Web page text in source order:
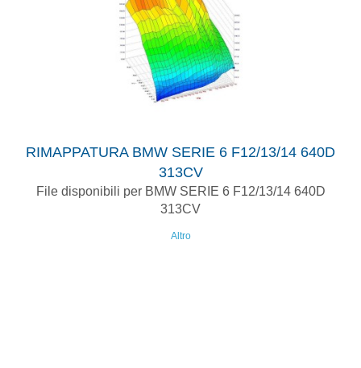
RIMAPPATURA BMW SERIE 6 F12/13/14 640D
313CV
File disponibili per BMW SERIE 6 F12/13/14 640D
313CV
Altro